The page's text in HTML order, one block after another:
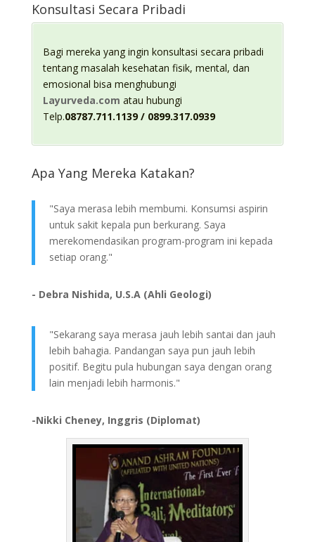
Konsultasi Secara Pribadi
Bagi mereka yang ingin konsultasi secara pribadi
tentang masalah kesehatan fisik, mental, dan
emosional bisa menghubungi
Layurveda.com atau hubungi
Telp.08787.711.1139 / 0899.317.0939
Apa Yang Mereka Katakan?
"Saya merasa lebih membumi. Konsumsi aspirin
untuk sakit kepala pun berkurang. Saya
merekomendasikan program-program ini kepada
setiap orang."
- Debra Nishida, U.S.A (Ahli Geologi)
"Sekarang saya merasa jauh lebih santai dan jauh
lebih bahagia. Pandangan saya pun jauh lebih
positif. Begitu pula hubungan saya dengan orang
lain menjadi lebih harmonis."
-Nikki Cheney, Inggris (Diplomat)